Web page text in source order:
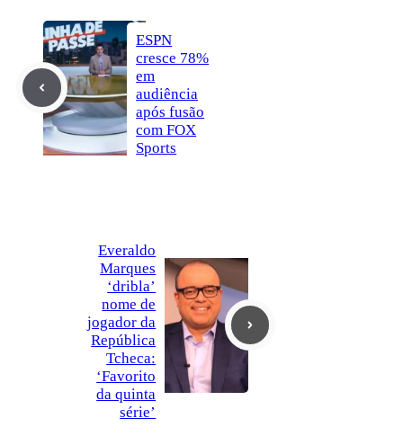
ESPN
cresce 78%
em
audiência
após fusão
com FOX
Sports
Everaldo
Marques
‘dribla’
nome de
jogador da
República
Tcheca:
‘Favorito
da quinta
série’